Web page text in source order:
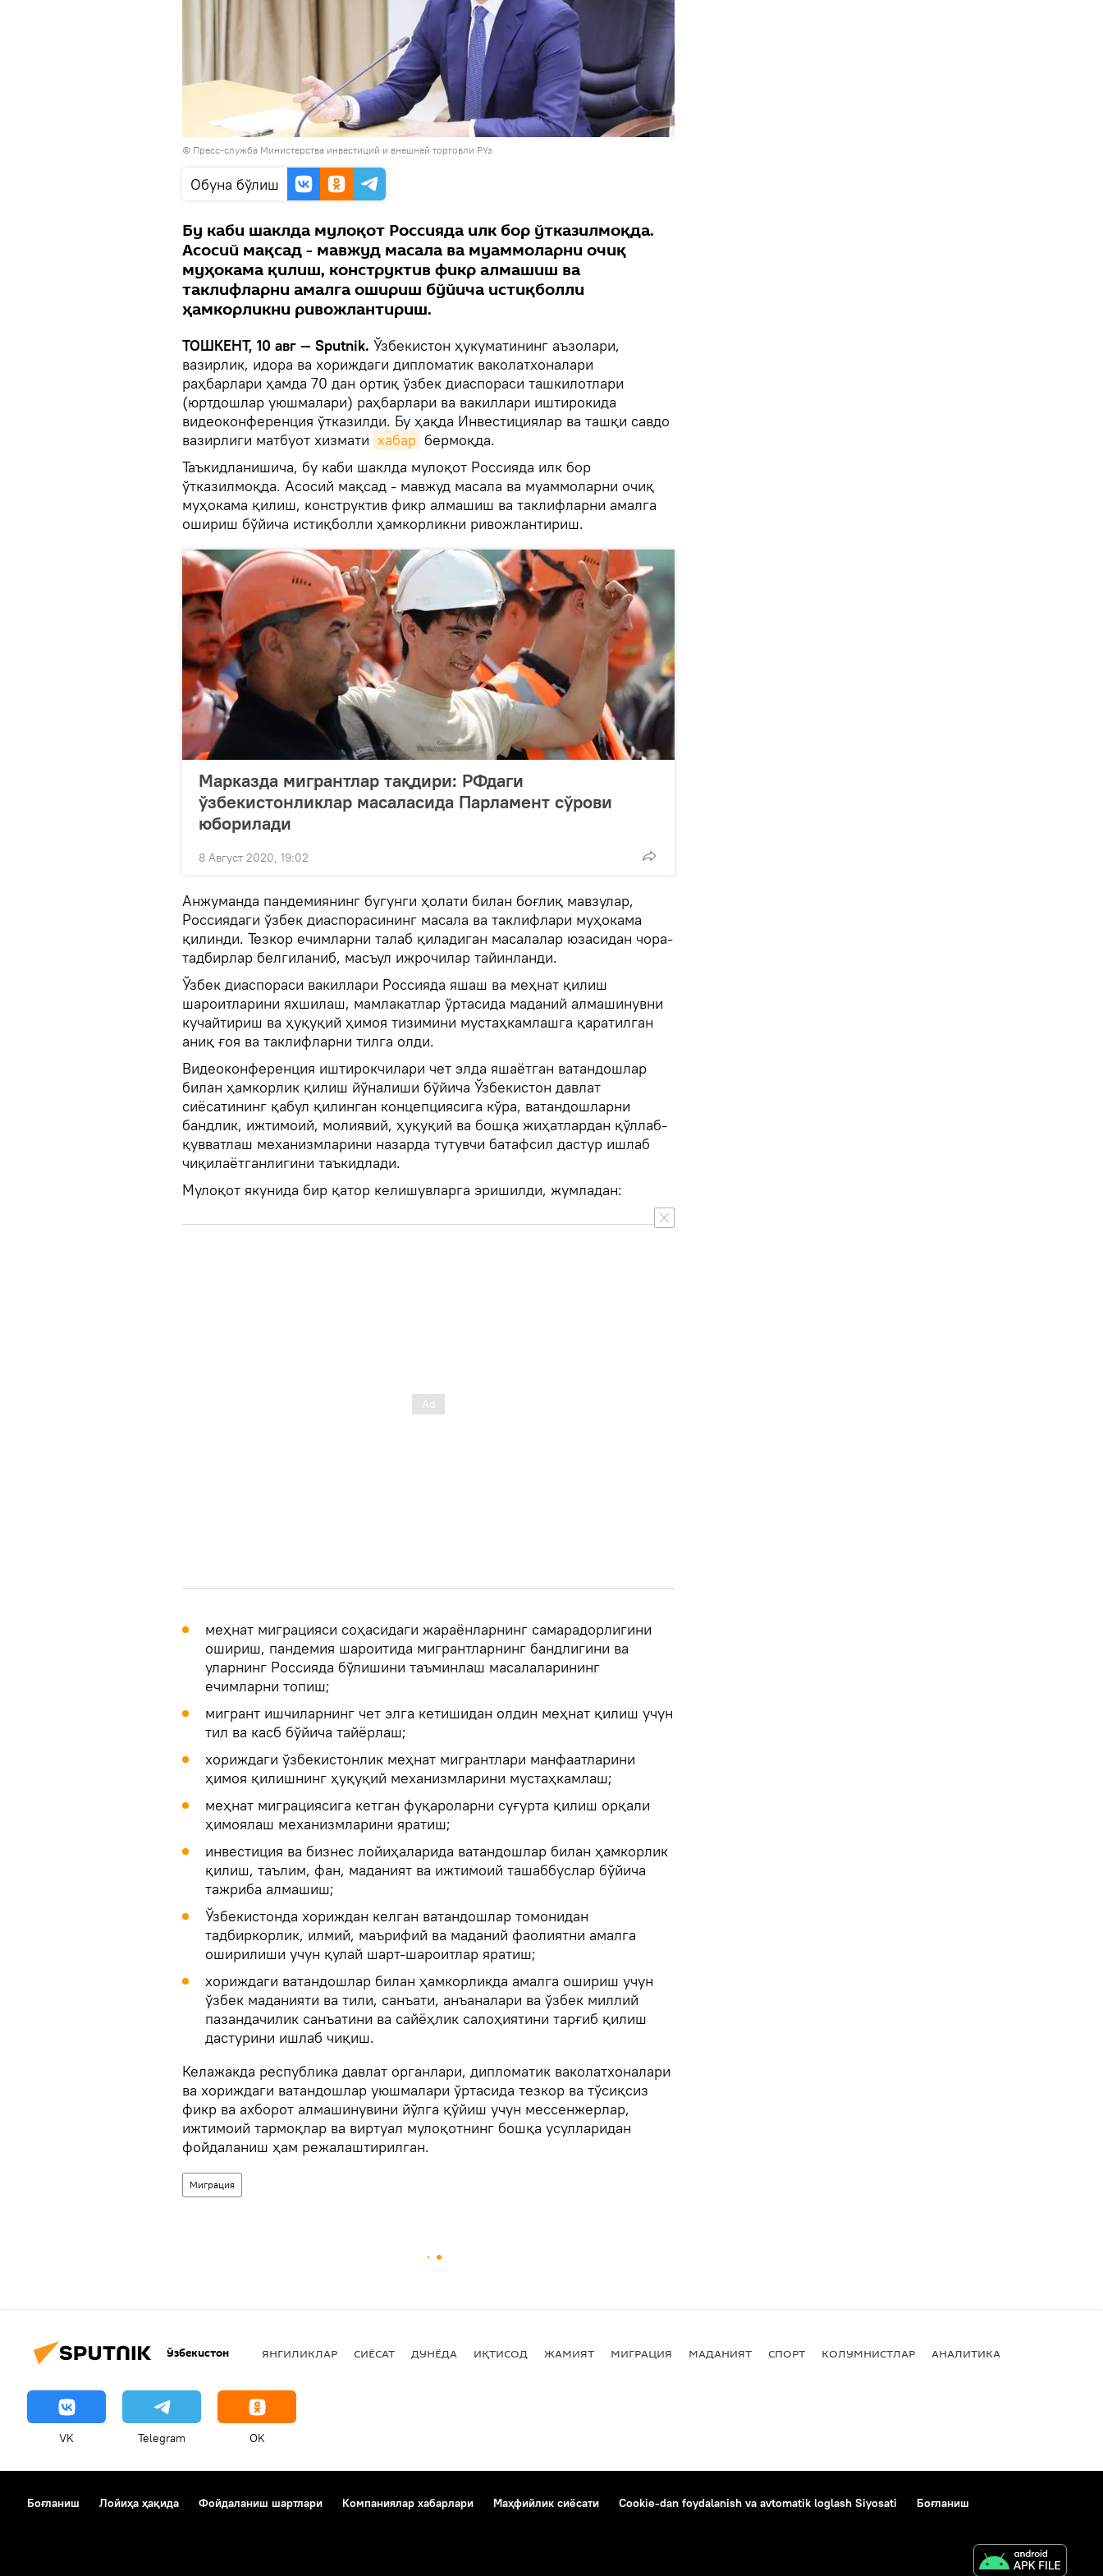
© Пресс-служба Министерства инвестиций и внешней торговли РУз
Oбуна бўлиш
Бу каби шаклда мулоқот Россияда илк бор ўтказилмоқда.
Асосий мақсад - мавжуд масала ва муаммоларни очиқ
муҳокама қилиш, конструктив фикр алмашиш ва
таклифларни амалга ошириш бўйича истиқболли
ҳамкорликни ривожлантириш.
ТОШКЕНТ, 10 авг — Sputnik. Ўзбекистон ҳукуматининг аъзолари,
вазирлик, идора ва хориждаги дипломатик ваколатхоналари
раҳбарлари ҳамда 70 дан ортиқ ўзбек диаспораси ташкилотлари
(юртдошлар уюшмалари) раҳбарлари ва вакиллари иштирокида
видеоконференция ўтказилди. Бу ҳақда Инвестициялар ва ташқи савдо
вазирлиги матбуот хизмати хабар бермоқда.
Таъкидланишича, бу каби шаклда мулоқот Россияда илк бор
ўтказилмоқда. Асосий мақсад - мавжуд масала ва муаммоларни очиқ
муҳокама қилиш, конструктив фикр алмашиш ва таклифларни амалга
ошириш бўйича истиқболли ҳамкорликни ривожлантириш.
Марказда мигрантлар тақдири: РФдаги
ўзбекистонликлар масаласида Парламент сўрови
юборилади
8 Август 2020, 19:02
Анжуманда пандемиянинг бугунги ҳолати билан боғлиқ мавзулар,
Россиядаги ўзбек диаспорасининг масала ва таклифлари муҳокама
қилинди. Тезкор ечимларни талаб қиладиган масалалар юзасидан чора-
тадбирлар белгиланиб, масъул ижрочилар тайинланди.
Ўзбек диаспораси вакиллари Россияда яшаш ва меҳнат қилиш
шароитларини яхшилаш, мамлакатлар ўртасида маданий алмашинувни
кучайтириш ва ҳуқуқий ҳимоя тизимини мустаҳкамлашга қаратилган
аниқ ғоя ва таклифларни тилга олди.
Видеоконференция иштирокчилари чет элда яшаётган ватандошлар
билан ҳамкорлик қилиш йўналиши бўйича Ўзбекистон давлат
сиёсатининг қабул қилинган концепциясига кўра, ватандошларни
бандлик, ижтимоий, молиявий, ҳуқуқий ва бошқа жиҳатлардан қўллаб-
қувватлаш механизмларини назарда тутувчи батафсил дастур ишлаб
чиқилаётганлигини таъкидлади.
Мулоқот якунида бир қатор келишувларга эришилди, жумладан:
меҳнат миграцияси соҳасидаги жараёнларнинг самарадорлигини
ошириш, пандемия шароитида мигрантларнинг бандлигини ва
уларнинг Россияда бўлишини таъминлаш масалаларининг
ечимларни топиш;
мигрант ишчиларнинг чет элга кетишидан олдин меҳнат қилиш учун
тил ва касб бўйича тайёрлаш;
хориждаги ўзбекистонлик меҳнат мигрантлари манфаатларини
ҳимоя қилишнинг ҳуқуқий механизмларини мустаҳкамлаш;
меҳнат миграциясига кетган фуқароларни суғурта қилиш орқали
ҳимоялаш механизмларини яратиш;
инвестиция ва бизнес лойиҳаларида ватандошлар билан ҳамкорлик
қилиш, таълим, фан, маданият ва ижтимоий ташаббуслар бўйича
тажриба алмашиш;
Ўзбекистонда хориждан келган ватандошлар томонидан
тадбиркорлик, илмий, маърифий ва маданий фаолиятни амалга
оширилиши учун қулай шарт-шароитлар яратиш;
хориждаги ватандошлар билан ҳамкорликда амалга ошириш учун
ўзбек маданияти ва тили, санъати, анъаналари ва ўзбек миллий
пазандачилик санъатини ва сайёҳлик салоҳиятини тарғиб қилиш
дастурини ишлаб чиқиш.
Келажакда республика давлат органлари, дипломатик ваколатхоналари
ва хориждаги ватандошлар уюшмалари ўртасида тезкор ва тўсиқсиз
фикр ва ахборот алмашинувини йўлга қўйиш учун мессенжерлар,
ижтимоий тармоқлар ва виртуал мулоқотнинг бошқа усулларидан
фойдаланиш ҳам режалаштирилган.
Миграция
Ўзбекистон ЯНГИЛИКЛАР СИЁСАТ ДУНЁДА ИҚТИСОД ЖАМИЯТ МИГРАЦИЯ МАДАНИЯТ СПОРТ КОЛУМНИСТЛАР АНАЛИТИКА
VK Telegram OK
Боғланиш Лойиҳа ҳақида Фойдаланиш шартлари Компаниялар хабарлари Маҳфийлик сиёсати Cookie-dan foydalanish va avtomatik loglash Siyosati Боғланиш